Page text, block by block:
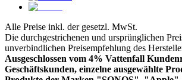
Alle Preise inkl. der gesetzl. MwSt.
Die durchgestrichenen und ursprünglichen
unverbindlichen Preisempfehlung des
Ausgeschlossen vom 4% Vattenfall
Geschäftskunden, einzelne ausgewählte